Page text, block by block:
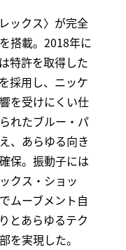
ックス〉が完全
搭載。2018年に
特許を取得した
採用し、ニッケ
を受けにくい仕
れたブルー・パ
、あらゆる向き
保。振動子には
クス・ショッ
ムーブメント自
とあらゆるテク
を実現した。